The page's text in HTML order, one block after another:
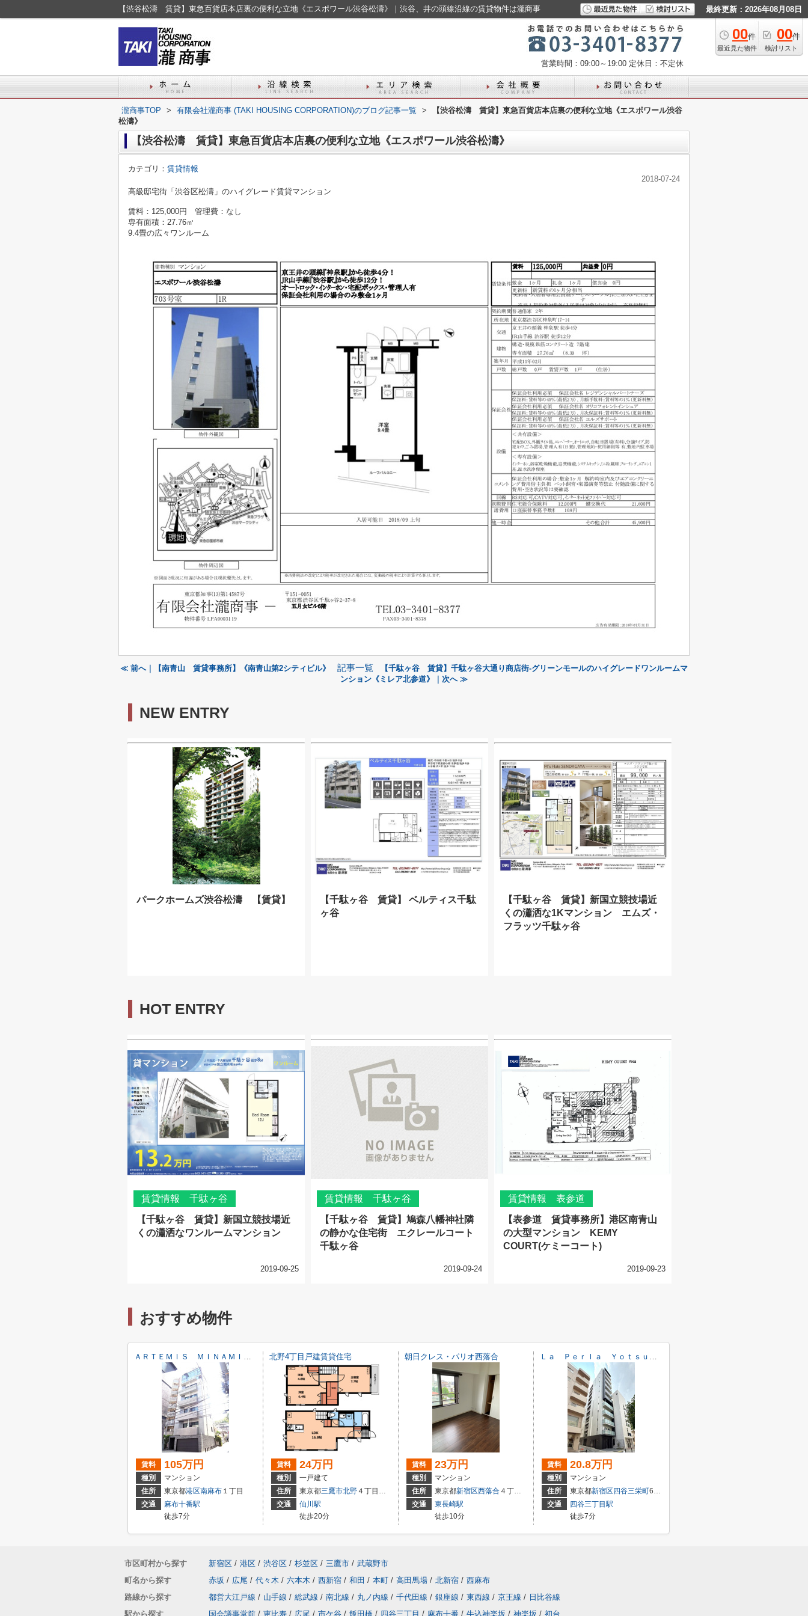
【渋谷松濤 賃貸】東急百貨店本店裏の便利な立地《エスポワール渋谷松濤》｜渋谷、井の頭線沿線の賃貸物件は瀧商事 最終更新：2026年08月08日
00件
最近見た物件
00件
検討リスト
営業時間：09:00～19:00 定休日：不定休
瀧商事TOP > 有限会社瀧商事 (TAKI HOUSING CORPORATION)のブログ記事一覧 >
【渋谷松濤 賃貸】東急百貨店本店裏の便利な立地《エスポワール渋谷
松濤》
【渋谷松濤 賃貸】東急百貨店本店裏の便利な立地《エスポワール渋谷松濤》
カテゴリ： 賃貸情報
2018-07-24
高級邸宅街「渋谷区松濤」のハイグレード賃貸マンション
賃料：125,000円 管理費：なし
専有面積：27.76㎡
9.4畳の広々ワンルーム
≪ 前へ｜【南青山 賃貸事務所】《南青山第2シティビル》 記事一覧
【千駄ヶ谷 賃貸】千駄ヶ谷大通り商店街‐グリーンモールのハイグレードワンルームマ
ンション《ミレア北参道》｜次へ ≫
NEW ENTRY
パークホームズ渋谷松濤 【賃貸】
【千駄ヶ谷 賃貸】 ベルティス千駄
ヶ谷
【千駄ヶ谷 賃貸】新国立競技場近
くの瀟洒な1Kマンション エムズ・
フラッツ千駄ヶ谷
HOT ENTRY
賃貸情報 千駄ヶ谷
【千駄ヶ谷 賃貸】新国立競技場近
くの瀟洒なワンルームマンション
2019-09-25
賃貸情報 千駄ヶ谷
【千駄ヶ谷 賃貸】鳩森八幡神社隣
の静かな住宅街 エクレールコート
千駄ヶ谷
2019-09-24
賃貸情報 表参道
【表参道 賃貸事務所】港区南青山
の大型マンション KEMY
COURT(ケミーコート)
2019-09-23
おすすめ物件
賃料 105万円
種別
マンション
住所
東京都港区南麻布 １丁目
交通
麻布十番駅
徒歩7分
北野4丁目戸建賃貸住宅
賃料 24万円
種別
一戸建て
住所
東京都三鷹市北野４丁目８－３２－１
交通
仙川駅
徒歩20分
朝日クレス・パリオ西落合
賃料 23万円
種別
マンション
住所
東京都新宿区西落合４丁目25-16
交通
東長崎駅
徒歩10分
賃料 20.8万円
種別
マンション
住所
東京都新宿区四谷三栄町6-18
交通
四谷三丁目駅
徒歩7分
市区町村から探す 新宿区 / 港区 / 渋谷区 / 杉並区 / 三鷹市 / 武蔵野市
町名から探す
赤坂 / 広尾 / 代々木 / 六本木 / 西新宿 / 和田 / 本町 / 高田馬場 / 北新宿 / 西麻布
路線から探す
都営大江戸線 / 山手線 / 総武線 / 南北線 / 丸ノ内線 / 千代田線 / 銀座線 / 東西線 / 京王線 / 日比谷線
駅から探す
国会議事堂前 / 恵比寿 / 広尾 / 市ケ谷 / 飯田橋 / 四谷三丁目 / 麻布十番 / 牛込神楽坂 / 神楽坂 / 初台